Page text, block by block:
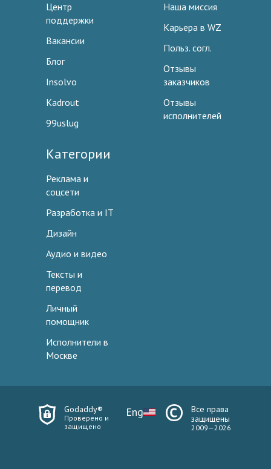
Центр
поддержки
Вакансии
Блог
Insolvo
Kadrout
99uslug
Наша миссия
Карьера в WZ
Польз. согл.
Отзывы
заказчиков
Отзывы
исполнителей
Категории
Реклама и
соцсети
Разработка и IT
Дизайн
Аудио и видео
Тексты и
перевод
Личный
помощник
Исполнители в
Москве
Godaddy®
Проверено и
защищено
Eng
Все права
защищены
2009—2026